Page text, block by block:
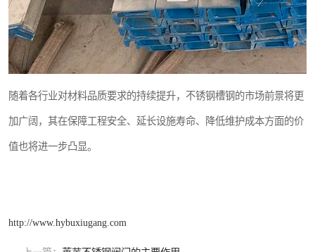
随着各行业对材料品质要求的持续提升，不锈钢槽钢的市场前景将更
加广阔，其在保障工程安全、延长设施寿命、降低维护成本方面的价
值也将进一步凸显。
http://www.hybuxiugang.com